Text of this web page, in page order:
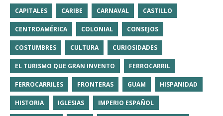
CAPITALES CARIBE CARNAVAL CASTILLO
CENTROAMÉRICA COLONIAL CONSEJOS
COSTUMBRES CULTURA CURIOSIDADES
EL TURISMO QUE GRAN INVENTO FERROCARRIL
FERROCARRILES FRONTERAS GUAM HISPANIDAD
HISTORIA IGLESIAS IMPERIO ESPAÑOL